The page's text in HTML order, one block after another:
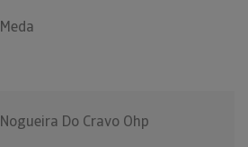
Meda
Nogueira Do Cravo Ohp